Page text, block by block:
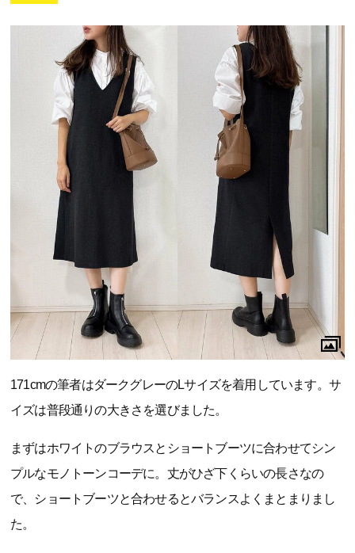
171cmの筆者はダークグレーのLサイズを着用しています。サ
イズは普段通りの大きさを選びました。
まずはホワイトのブラウスとショートブーツに合わせてシン
プルなモノトーンコーデに。丈がひざ下くらいの長さなの
で、ショートブーツと合わせるとバランスよくまとまりまし
た。